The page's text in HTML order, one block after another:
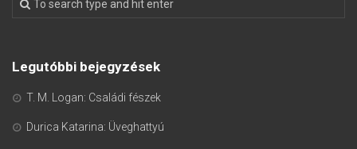
Legutóbbi bejegyzések
T. M. Logan: Családi fészek
Durica Katarina: Üveghattyú